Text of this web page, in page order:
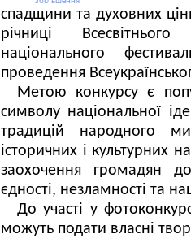
спадщини та духовних
річниці
національного
проведення
Метою конкурсу є
символу національної
традицій народного
історичних і культурних
заохочення громадян
єдності, незламності та
До участі у
можуть подати власні